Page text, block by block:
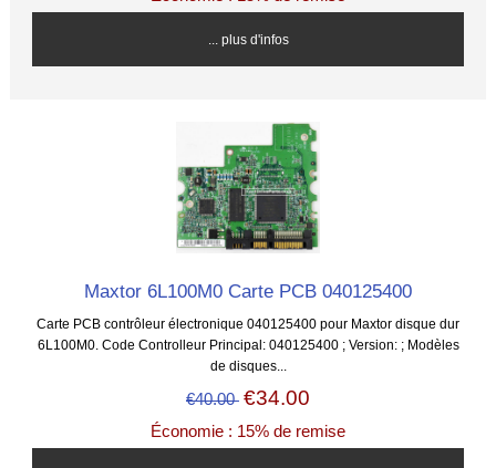
... plus d'infos
Maxtor 6L100M0 Carte PCB 040125400
Carte PCB contrôleur électronique 040125400 pour Maxtor disque dur
6L100M0. Code Controlleur Principal: 040125400 ; Version: ; Modèles
de disques...
€40.00 €34.00
Économie : 15% de remise